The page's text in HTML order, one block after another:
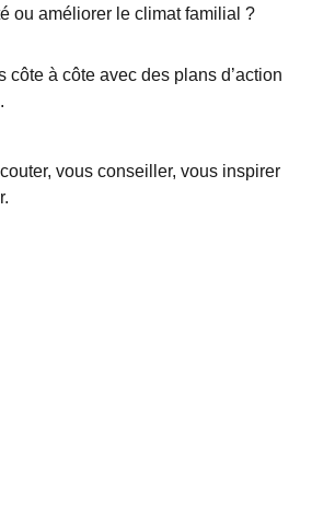
ou améliorer le climat familial ?
côte à côte avec des plans d’action
vous conseiller, vous inspirer